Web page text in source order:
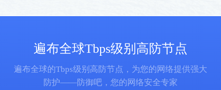
遍布全球Tbps级别高防节点
遍布全球的Tbps级别高防节点，为您的网络提供强大
防护——防御吧，您的网络安全专家